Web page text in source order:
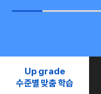
Up grade
수준별 맞춤 학습